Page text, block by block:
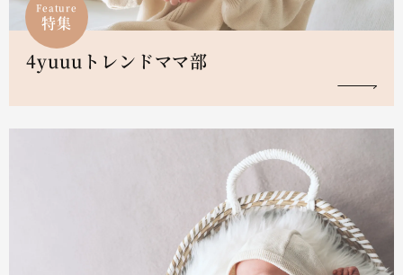
Feature
特集
4yuuuトレンドママ部